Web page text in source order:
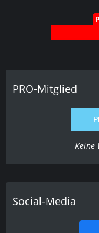
PRO-Mitglied
Keine
Social-Media